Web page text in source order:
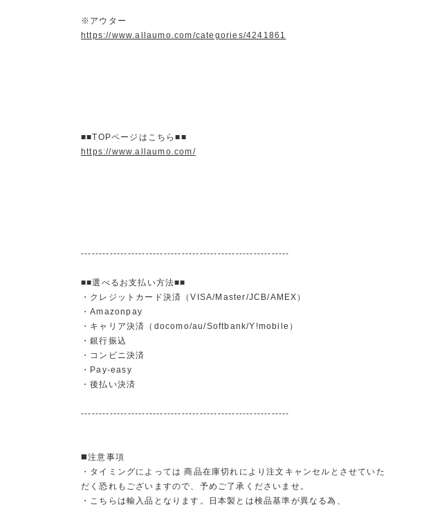
※アウター
https://www.allaumo.com/categories/4241861
■■TOPページはこちら■■
https://www.allaumo.com/
----------------------------------------------------------
■■選べるお支払い方法■■
・クレジットカード決済（VISA/Master/JCB/AMEX）
・Amazonpay
・キャリア決済（docomo/au/Softbank/Y!mobile）
・銀行振込
・コンビニ決済
・Pay-easy
・後払い決済
----------------------------------------------------------
◼️注意事項
・タイミングによっては 商品在庫切れにより注文キャンセルとさせていた
だく恐れもございますので、予めご了承くださいませ。
・こちらは輸入品となります。日本製とは検品基準が異なる為、